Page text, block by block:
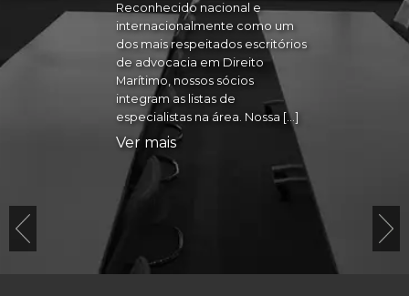
Reconhecido nacional e
internacionalmente como um
dos mais respeitados escritórios
de advocacia em Direito
Marítimo, nossos sócios
integram as listas de
especialistas na área. Nossa […]
Ver mais